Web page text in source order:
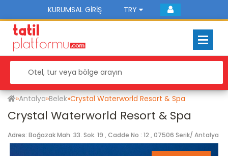
KURUMSAL GIRIŞ TRY
»Antalya»Belek»Crystal Waterworld Resort & Spa
Crystal Waterworld Resort & Spa
Adres: Boğazak Mah. 33. Sok. 19 , Cadde No : 12 , 07506 Serik/ Antalya